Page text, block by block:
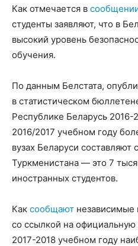
Как отмечается в
студенты заявляют, что в
высокий уровень
обучения.
По данным Белстата,
в статистическом
Республике Беларусь 2016-
2016/2017 учебном году
вузах Беларуси составляют
Туркменистана — это 7
иностранных студентов.
Как сообщают независимые
со ссылкой на официальную
2017-2018 учебном году